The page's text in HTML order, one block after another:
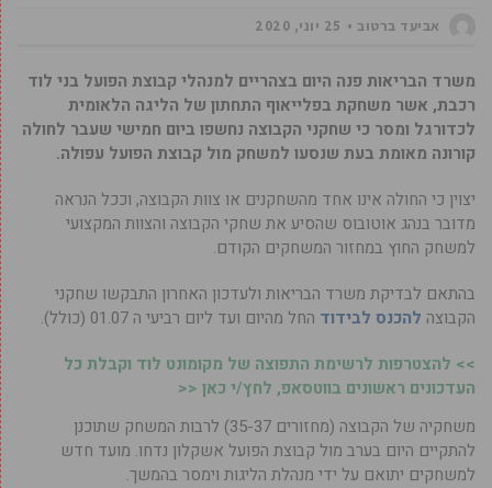
אביעד ברטוב 25 יוני, 2020
משרד הבריאות פנה היום בצהריים למנהלי קבוצת הפועל בני לוד
רכבת, אשר משחקת בפלייאוף התחתון של הליגה הלאומית
לכדורגל ומסר כי שחקני הקבוצה נחשפו ביום חמישי שעבר לחולה
קורונה מאומת בעת שנסעו למשחק מול קבוצת הפועל עפולה.
יצוין כי החולה אינו אחד מהשחקנים או צוות הקבוצה, וככל הנראה
מדובר בנהג אוטובוס שהסיע את שחקי הקבוצה והצוות המקצועי
למשחק החוץ במחזור המשחקים הקודם.
בהתאם לבדיקת משרד הבריאות ולעדכון האחרון התבקשו שחקני
הקבוצה להכנס לבידוד החל מהיום ועד ליום רביעי ה 01.07 (כולל).
>> להצטרפות לרשימת התפוצה של מקומונט לוד וקבלת כל
העדכונים ראשונים בווטסאפ, לחץ/י כאן <<
משחקיה של הקבוצה (מחזורים 35-37) לרבות המשחק שתוכנן
להתקיים היום בערב מול קבוצת הפועל אשקלון נדחו. מועד חדש
למשחקים יתואם על ידי מנהלת הליגות וימסר בהמשך.